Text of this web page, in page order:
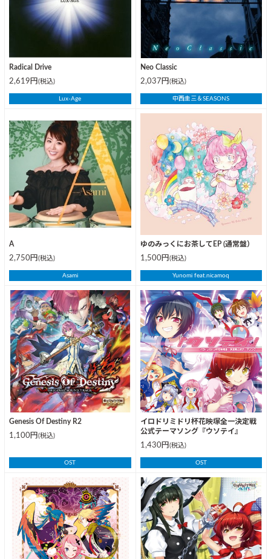
Radical Drive
2,619円(税込)
Lux-Age
Neo Classic
2,037円(税込)
中西圭三＆SEASONS
A
2,750円(税込)
Asami
ゆのみっくにお茶してEP (通常盤）
1,500円(税込)
Yunomi feat.nicamoq
Genesis Of Destiny R2
1,100円(税込)
OST
イロドリミドリ杯花映塚全一決定戦
公式テーマソング『ウソテイ』
1,430円(税込)
OST